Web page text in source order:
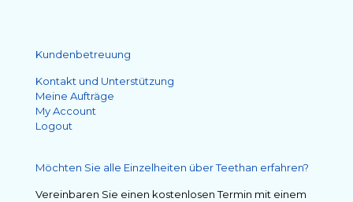
Kundenbetreuung
Kontakt und Unterstützung
Meine Aufträge
My Account
Logout
Möchten Sie alle Einzelheiten über Teethan erfahren?
Vereinbaren Sie einen kostenlosen Termin mit einem